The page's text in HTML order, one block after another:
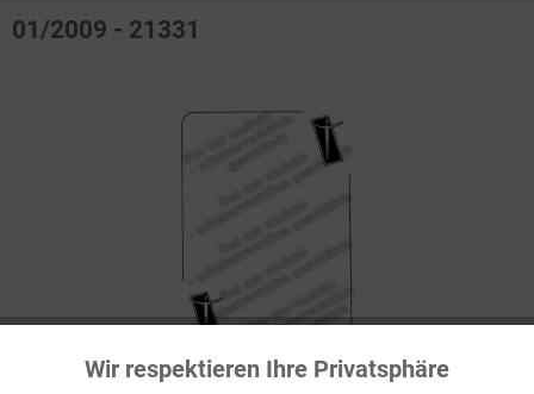
01/2009 - 21331
Funktionale Aktiv
Wir respektieren Ihre Privatsphäre